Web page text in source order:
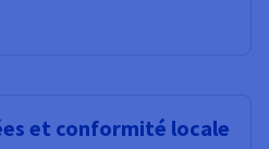
et conformité locale